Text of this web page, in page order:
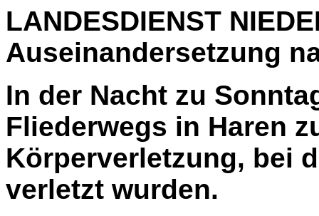
LANDESDIENST
Auseinandersetzung
In der Nacht zu
Fliederwegs in Haren
Körperverletzung, bei
verletzt wurden.